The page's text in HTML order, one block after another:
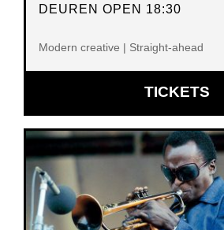
DEUREN OPEN 18:30
Modern creative | Straight-ahead
TICKETS
IN